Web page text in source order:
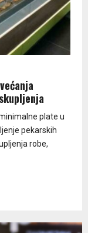
plate u
pekarskih
robe,